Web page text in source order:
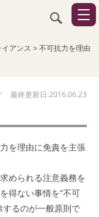
アンス >不可抗力を理由
最終更新日:2016.06.23
を理由に免責を主張
められる注意義務を
得ない事情を“不可
するのが一般原則で